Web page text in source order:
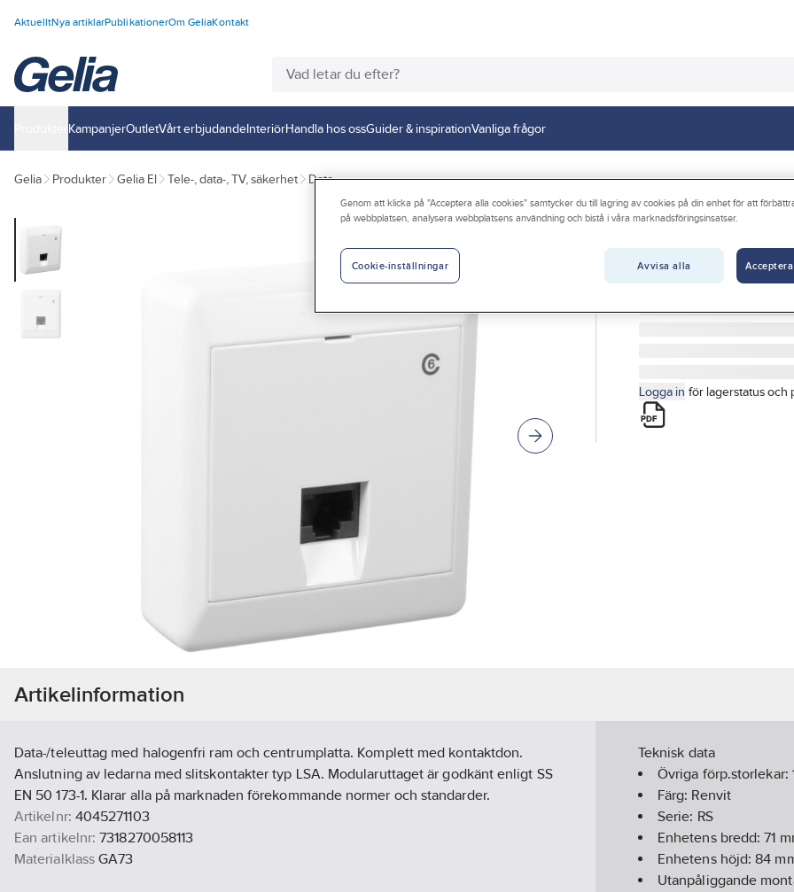
AktuelltNya artiklarPublikationerOm GeliaKontakt
KampanjerOutletVårt erbjudandeInteriörHandla hos ossGuider & inspirationVanliga frågor
Gelia Produkter Gelia El Tele-, data-, TV, säkerhet Data
Data-/
DATA/TELEUTTAG RS
Logga in för lagerstatus och
Artikelinformation
Data-/teleuttag med halogenfri ram och centrumplatta. Komplett med kontaktdon.
Anslutning av ledarna med slitskontakter typ LSA. Modularuttaget är godkänt enligt SS
EN 50 173-1. Klarar alla på marknaden förekommande normer och standarder.
Artikelnr: 4045271103
Ean artikelnr: 7318270058113
Materialklass GA73
Teknisk data
Övriga förp.storlekar:
Färg: Renvit
Serie: RS
Enhetens bredd:71
Enhetens höjd:84
Utanpåliggande
Genom att klicka på "Acceptera alla cookies" samtycker du till lagring av cookies på din enhet för att
på webbplatsen, analysera webbplatsens användning och bistå i våra marknadsföringsinsatser.
Avvisa alla
Cookie-inställningar